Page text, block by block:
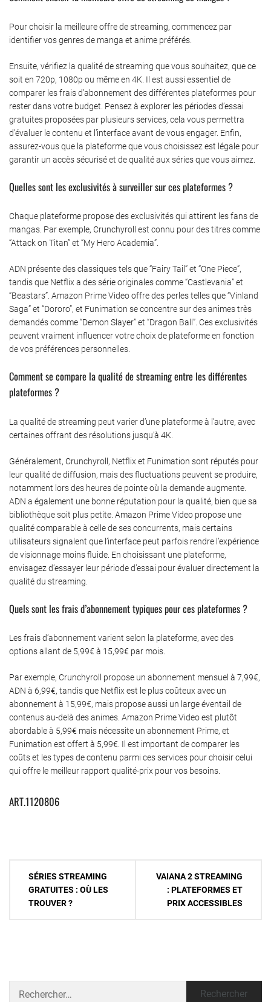
Pour choisir la meilleure offre de streaming, commencez par
identifier vos genres de manga et anime préférés.
Ensuite, vérifiez la qualité de streaming que vous souhaitez, que ce
soit en 720p, 1080p ou même en 4K. Il est aussi essentiel de
comparer les frais d’abonnement des différentes plateformes pour
rester dans votre budget. Pensez à explorer les périodes d’essai
gratuites proposées par plusieurs services, cela vous permettra
d’évaluer le contenu et l’interface avant de vous engager. Enfin,
assurez-vous que la plateforme que vous choisissez est légale pour
garantir un accès sécurisé et de qualité aux séries que vous aimez.
Quelles sont les exclusivités à surveiller sur ces plateformes ?
Chaque plateforme propose des exclusivités qui attirent les fans de
mangas. Par exemple, Crunchyroll est connu pour des titres comme
“Attack on Titan” et “My Hero Academia”.
ADN présente des classiques tels que “Fairy Tail” et “One Piece”,
tandis que Netflix a des série originales comme “Castlevania” et
“Beastars”. Amazon Prime Video offre des perles telles que “Vinland
Saga” et “Dororo”, et Funimation se concentre sur des animes très
demandés comme “Demon Slayer” et “Dragon Ball”. Ces exclusivités
peuvent vraiment influencer votre choix de plateforme en fonction
de vos préférences personnelles.
Comment se compare la qualité de streaming entre les différentes
plateformes ?
La qualité de streaming peut varier d’une plateforme à l’autre, avec
certaines offrant des résolutions jusqu’à 4K.
Généralement, Crunchyroll, Netflix et Funimation sont réputés pour
leur qualité de diffusion, mais des fluctuations peuvent se produire,
notamment lors des heures de pointe où la demande augmente.
ADN a également une bonne réputation pour la qualité, bien que sa
bibliothèque soit plus petite. Amazon Prime Video propose une
qualité comparable à celle de ses concurrents, mais certains
utilisateurs signalent que l’interface peut parfois rendre l’expérience
de visionnage moins fluide. En choisissant une plateforme,
envisagez d’essayer leur période d’essai pour évaluer directement la
qualité du streaming.
Quels sont les frais d’abonnement typiques pour ces plateformes ?
Les frais d’abonnement varient selon la plateforme, avec des
options allant de 5,99€ à 15,99€ par mois.
Par exemple, Crunchyroll propose un abonnement mensuel à 7,99€,
ADN à 6,99€, tandis que Netflix est le plus coûteux avec un
abonnement à 15,99€, mais propose aussi un large éventail de
contenus au-delà des animes. Amazon Prime Video est plutôt
abordable à 5,99€ mais nécessite un abonnement Prime, et
Funimation est offert à 5,99€. Il est important de comparer les
coûts et les types de contenu parmi ces services pour choisir celui
qui offre le meilleur rapport qualité-prix pour vos besoins.
ART.1120806
Navigation
l’article
SÉRIES STREAMING
GRATUITES : OÙ LES
TROUVER ?
VAIANA 2 STREAMING
: PLATEFORMES ET
PRIX ACCESSIBLES